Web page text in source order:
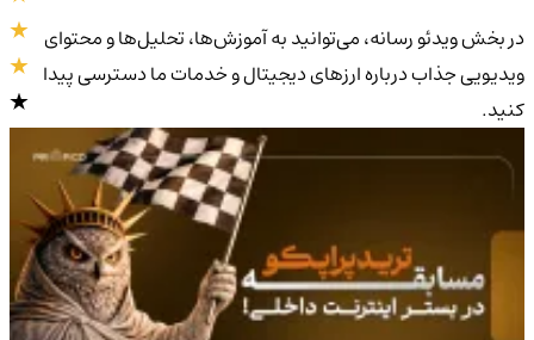
4.9/5
در بخش ویدئو رسانه، می‌توانید به آموزش‌ها، تحلیل‌ها و محتوای
ویدیویی جذاب درباره ارزهای دیجیتال و خدمات ما دسترسی پیدا
کنید.